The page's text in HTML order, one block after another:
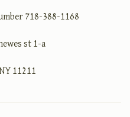
718-388-1168
st 1-a
11211